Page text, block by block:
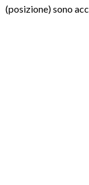
(posizione) sono